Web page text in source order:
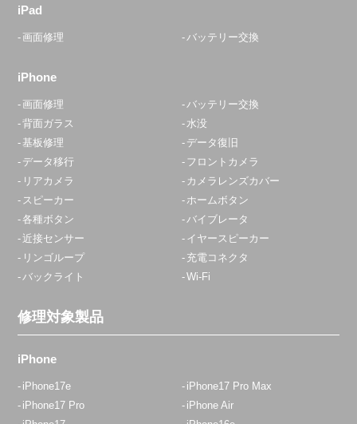
iPad
画面修理 バッテリー交換
iPhone
画面修理
バッテリー交換
背面ガラス
水没
基板修理
データ復旧
データ移行
フロントカメラ
リアカメラ
カメラレンズカバー
スピーカー
ホームボタン
各種ボタン
バイブレータ
近接センサー
イヤースピーカー
リンゴループ
充電コネクタ
バックライト
Wi-Fi
修理対象製品
iPhone
iPhone17e
iPhone17 Pro Max
iPhone17 Pro
iPhone Air